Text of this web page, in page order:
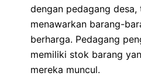
dengan pedagang
menawarkan barang-
berharga. Pedagang
memiliki stok barang
mereka muncul.